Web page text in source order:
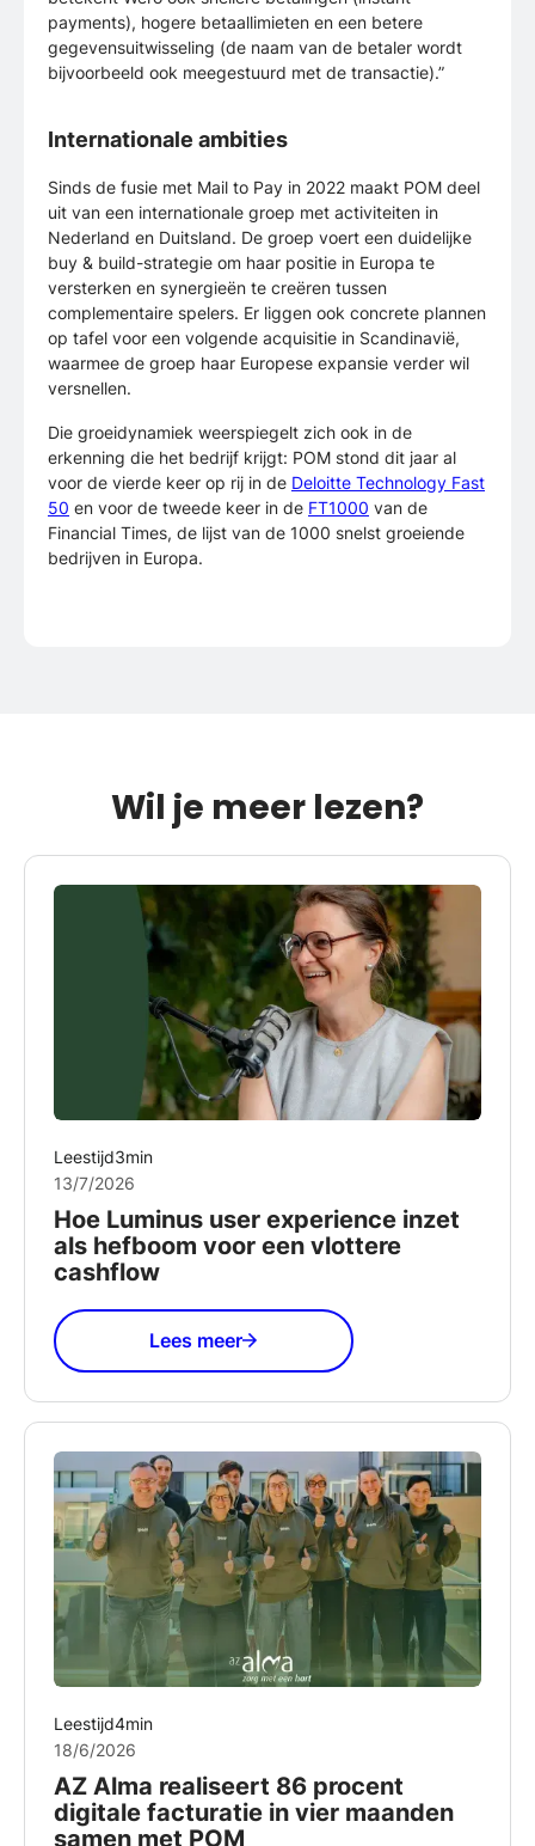
payments), hogere betaallimieten en een betere
gegevensuitwisseling (de naam van de betaler wordt
bijvoorbeeld ook meegestuurd met de transactie).”
Internationale ambities
Sinds de fusie met Mail to Pay in 2022 maakt POM deel
uit van een internationale groep met activiteiten in
Nederland en Duitsland. De groep voert een duidelijke
buy & build-strategie om haar positie in Europa te
versterken en synergieën te creëren tussen
complementaire spelers. Er liggen ook concrete plannen
op tafel voor een volgende acquisitie in Scandinavië,
waarmee de groep haar Europese expansie verder wil
versnellen.
Die groeidynamiek weerspiegelt zich ook in de
erkenning die het bedrijf krijgt: POM stond dit jaar al
voor de vierde keer op rij in de Deloitte Technology Fast
50 en voor de tweede keer in de FT1000 van de
Financial Times, de lijst van de 1000 snelst groeiende
bedrijven in Europa.
Wil je meer lezen?
Leestijd3min
13/7/2026
Hoe Luminus user experience inzet
als hefboom voor een vlottere
cashflow
Lees meer
Leestijd4min
18/6/2026
AZ Alma realiseert 86 procent
digitale facturatie in vier maanden
samen met POM